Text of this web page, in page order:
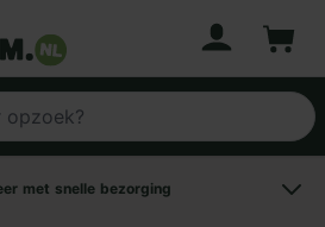
met snelle bezorging